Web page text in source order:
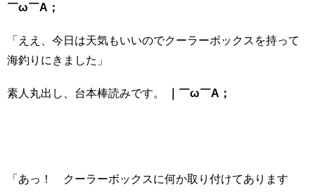
￣ω￣A；
「ええ、今日は天気もいいのでクーラーボックスを持って
海釣りにきました」
素人丸出し、台本棒読みです。 ｜￣ω￣A；
「あっ！ クーラーボックスに何か取り付けてあります